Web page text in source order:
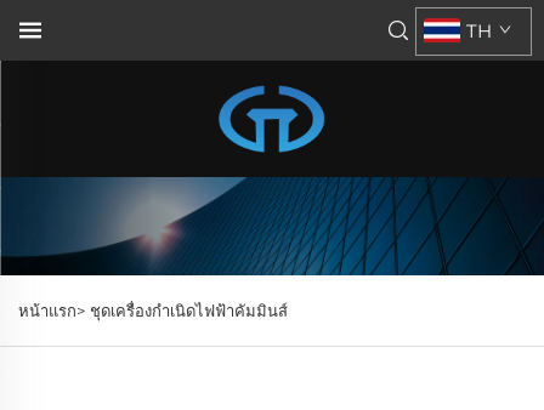
TH
หน้าแรก> ชุดเครื่องกำเนิดไฟฟ้าคัมมินส์